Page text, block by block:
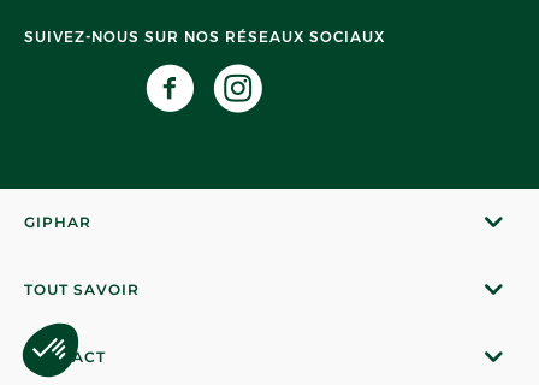
SUIVEZ-NOUS SUR NOS RÉSEAUX SOCIAUX
GIPHAR
TOUT SAVOIR
CONTACT